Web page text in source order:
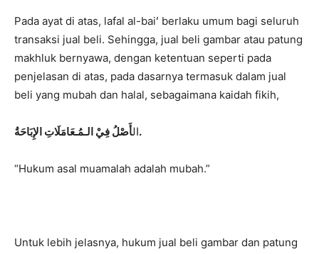
Pada ayat di atas, lafal al-baiʻ berlaku umum bagi seluruh
transaksi jual beli. Sehingga, jual beli gambar atau patung
makhluk bernyawa, dengan ketentuan seperti pada
penjelasan di atas, pada dasarnya termasuk dalam jual
beli yang mubah dan halal, sebagaimana kaidah fikih,
الأَصْلُ فِيْ الـمُـعَامَلَاتِ الإِبَاحَةُ.
“Hukum asal muamalah adalah mubah.”
Untuk lebih jelasnya, hukum jual beli gambar dan patung